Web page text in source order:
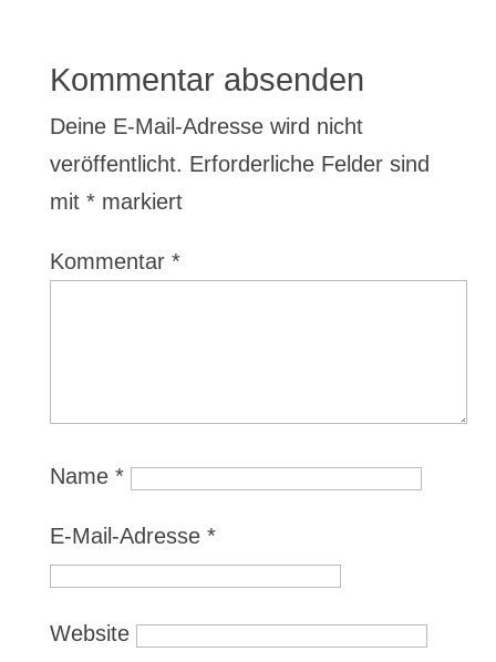
Kommentar absenden
Deine E-Mail-Adresse wird nicht
veröffentlicht. Erforderliche Felder sind
mit *markiert
Kommentar *
Name *
E-Mail-Adresse *
Website